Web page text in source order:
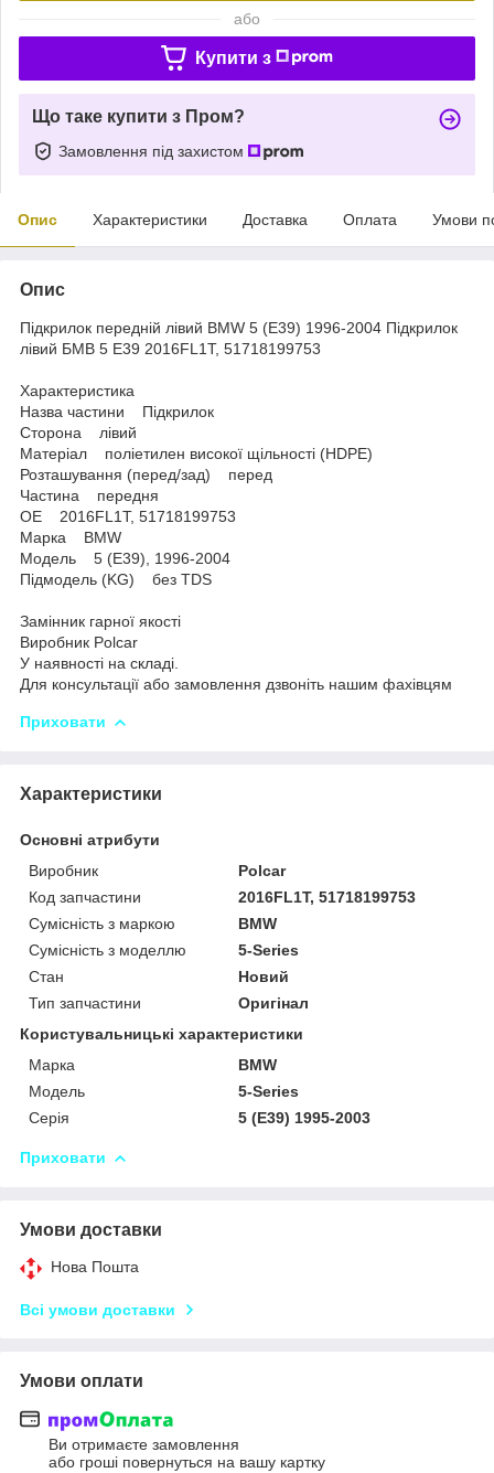
або
Купити з
Що таке купити з Пром?
Замовлення під захистом
Опис Характеристики Доставка Оплата Умови
Опис
Підкрилок передній лівий BMW 5 (E39) 1996-2004 Підкрилок
лівий БМВ 5 Е39 2016FL1T, 51718199753
Характеристика
Назва частини Підкрилок
Сторона лівий
Матеріал поліетилен високої щільності (HDPE)
Розташування (перед/зад) перед
Частина передня
OE 2016FL1T, 51718199753
Марка BMW
Модель 5 (E39), 1996-2004
Підмодель (KG) без TDS
Замінник гарної якості
Виробник Polcar
У наявності на складі.
Для консультації або замовлення дзвоніть нашим фахівцям
Приховати
Характеристики
Основні атрибути
Виробник
Polcar
Код запчастини
2016FL1T, 51718199753
Сумісність з маркою
BMW
Сумісність з моделлю
5-Series
Стан
Новий
Тип запчастини
Оригінал
Користувальницькі характеристики
Марка
BMW
Модель
5-Series
Серія
5 (E39) 1995-2003
Приховати
Умови доставки
Нова Пошта
Всі умови доставки
Умови оплати
Ви отримаєте замовлення
або гроші повернуться на вашу картку